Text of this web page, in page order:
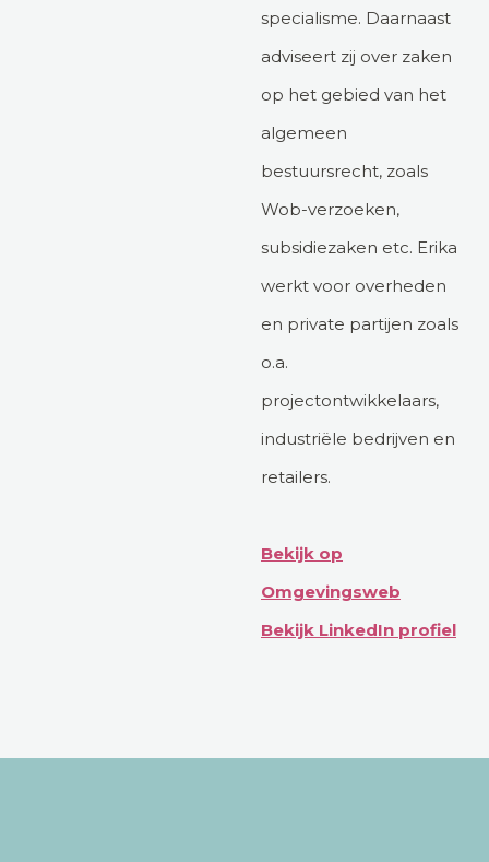
specialisme. Daarnaast
adviseert zij over zaken
op het gebied van het
algemeen
bestuursrecht, zoals
Wob-verzoeken,
subsidiezaken etc. Erika
werkt voor overheden
en private partijen zoals
o.a.
projectontwikkelaars,
industriële bedrijven en
retailers.
Bekijk op
Omgevingsweb
Bekijk LinkedIn profiel